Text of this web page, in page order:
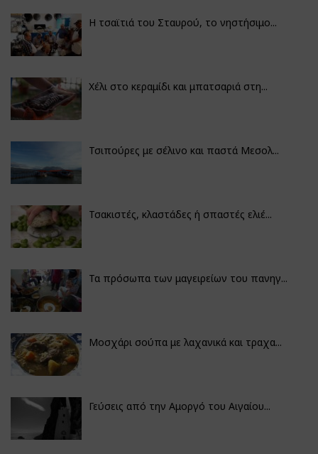
Η τσαϊτιά του Σταυρού, το νηστήσιμο...
Χέλι στο κεραμίδι και μπατσαριά στη...
Τσιπούρες με σέλινο και παστά Μεσολ...
Τσακιστές, κλαστάδες ή σπαστές ελιέ...
Τα πρόσωπα των μαγειρείων του πανηγ...
Μοσχάρι σούπα με λαχανικά και τραχα...
Γεύσεις από την Αμοργό του Αιγαίου...